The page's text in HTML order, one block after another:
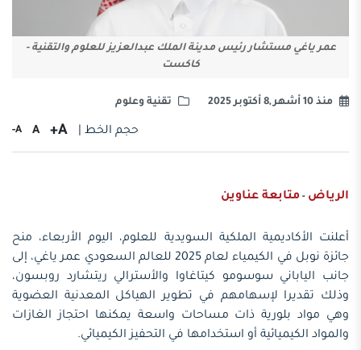
عمر ياغي مستشار رئيس مدينة الملك عبدالعزيز للعلوم والتقنية -
كاكست
منذ 10 أشهر ,8 أكتوبر 2025 تقنية وعلوم
حجم الخط | A+
A
A-
الرياض - متابعة عناوين
أعلنت الأكاديمية الملكية السويدية للعلوم، اليوم الأربعاء، منح
جائزة نوبل في الكيمياء لعام 2025 للعالم السعودي عمر ياغي، إلى
جانب الياباني سوسومو كيتاغاوا والأسترالي ريتشارد روبسون،
وذلك تقديرا لإسهامهم في تطوير الهياكل المعدنية العضوية
وهي مواد بلورية ذات مساحات واسعة يمكنها احتجاز الغازات
والمواد الكيميائية أو استخدامها في التحفيز الكيميائي.